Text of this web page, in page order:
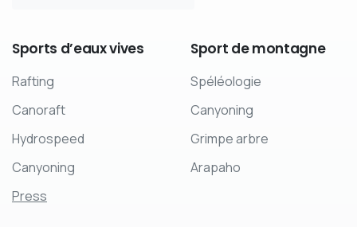
Sports d’eauxvives
Rafting
Canoraft
Hydrospeed
Canyoning
Press
Sport demontagne
Spéléologie
Canyoning
Grimpe arbre
Arapaho